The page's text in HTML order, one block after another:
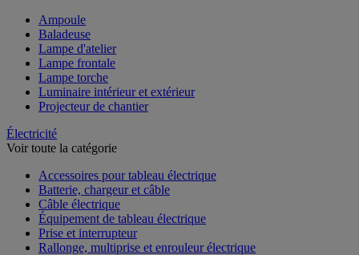
Ampoule
Baladeuse
Lampe d'atelier
Lampe frontale
Lampe torche
Luminaire intérieur et extérieur
Projecteur de chantier
Électricité
Voir toute la catégorie
Accessoires pour tableau électrique
Batterie, chargeur et câble
Câble électrique
Équipement de tableau électrique
Prise et interrupteur
Rallonge, multiprise et enrouleur électrique